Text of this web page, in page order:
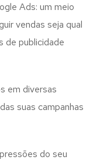
Ads: um meio
vendas seja qual
de publicidade
em diversas
suas campanhas
do seu